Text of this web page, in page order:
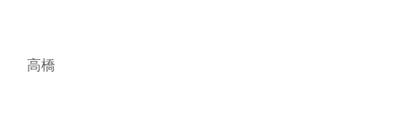
高橋